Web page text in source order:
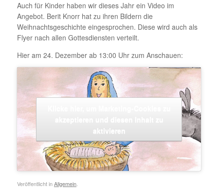
Auch für Kinder haben wir dieses Jahr ein Video im
Angebot. Berit Knorr hat zu ihren Bildern die
Weihnachtsgeschichte eingesprochen. Diese wird auch als
Flyer nach allen Gottesdiensten verteilt.
Hier am 24. Dezember ab 13:00 Uhr zum Anschauen:
aktivieren
Veröffentlicht inAllgemein